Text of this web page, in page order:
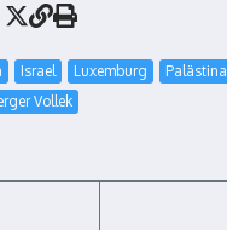
Israel Luxemburg
Palästina
Vollek